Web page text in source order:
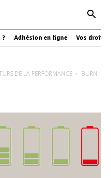
? Adhésion en ligne Vos droits
DE LA PERFORMANCE
BURN